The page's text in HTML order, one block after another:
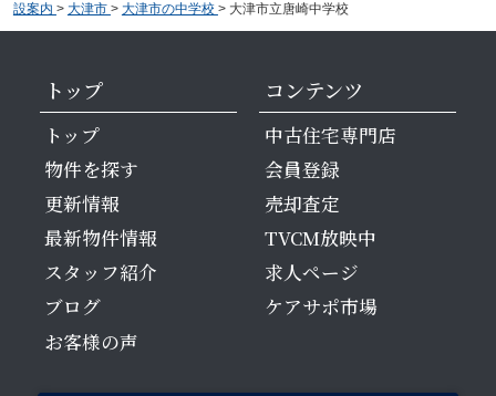
設案内 > 大津市 > 大津市の中学校 > 大津市立唐崎中学校
トップ
トップ
物件を探す
更新情報
最新物件情報
スタッフ紹介
ブログ
お客様の声
コンテンツ
中古住宅専門店
会員登録
売却査定
TVCM放映中
求人ページ
ケアサポ市場